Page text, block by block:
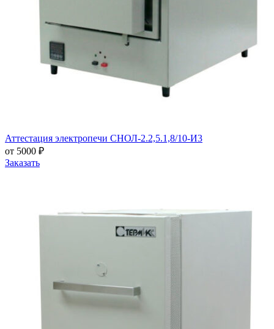
Аттестация электропечи СНОЛ-2.2,5.1,8/10-И3
от 5000 ₽
Заказать